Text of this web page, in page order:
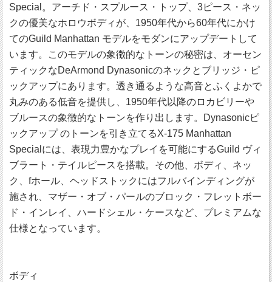
Special。アーチド・スプルース・トップ、3ピース・ネッ
クの優美なホロウボディが、1950年代から60年代にかけ
てのGuild Manhattan モデルをモダンにアップデートして
います。このモデルの象徴的なトーンの秘密は、オーセン
ティックなDeArmond Dynasonicのネックとブリッジ・ピ
ックアップにあります。透き通るような高音とふくよかで
丸みのある低音を提供し、1950年代以降のロカビリーや
ブルースの象徴的なトーンを作り出します。Dynasonicピ
ックアップ のトーンを引き立てるX-175 Manhattan
Specialには、表現力豊かなプレイを可能にするGuild ヴィ
ブラート・テイルピースを搭載。その他、ボディ、ネッ
ク、fホール、ヘッドストックにはフルバインディングが
施され、マザー・オブ・パールのブロック・フレットボー
ド・インレイ、ハードシェル・ケースなど、プレミアムな
仕様となっています。
ボディ